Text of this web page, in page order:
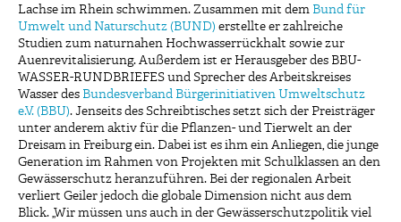
Lachse im Rhein schwimmen. Zusammen mit dem Bund für
Umwelt und Naturschutz (BUND) erstellte er zahlreiche
Studien zum naturnahen Hochwasserrückhalt sowie zur
Auenrevitalisierung. Außerdem ist er Herausgeber des BBU-
WASSER-RUNDBRIEFES und Sprecher des Arbeitskreises
Wasser des Bundesverband Bürgerinitiativen Umweltschutz
e.V. (BBU). Jenseits des Schreibtisches setzt sich der Preisträger
unter anderem aktiv für die Pflanzen- und Tierwelt an der
Dreisam in Freiburg ein. Dabei ist es ihm ein Anliegen, die junge
Generation im Rahmen von Projekten mit Schulklassen an den
Gewässerschutz heranzuführen. Bei der regionalen Arbeit
verliert Geiler jedoch die globale Dimension nicht aus dem
Blick. „Wir müssen uns auch in der Gewässerschutzpolitik viel